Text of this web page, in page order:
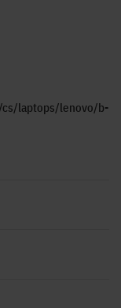
laptops/lenovo/b-